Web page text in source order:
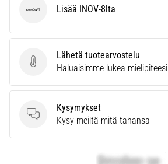
Lähetä tuotearvostelu
Lähetä tuotearvostelu
Haluaisimme lukea mielipiteesi
Kysymykset
Kysymykset
Kysy meiltä mitä tahansa
INOV-8Lisää INOV-8lta